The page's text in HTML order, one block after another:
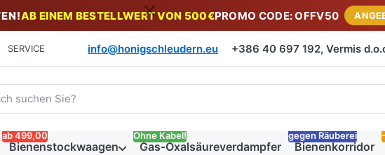
AB EINEM BESTELLWERT VON 500€PROMO CODE: OFFV50
SERVICE info@honigschleudern.eu +386 40 697 192, Vermis
Suchbegriff ein. Während Sie tippen, erscheinen automatisch erste
Bienenstockwaagen
ab 499,00
Gas-Oxalsäureverdampfer
Ohne Kabel!
Bienenkorridor
gegen Räuberei